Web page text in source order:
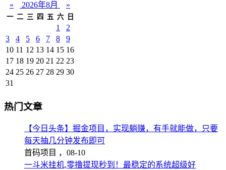
« 2026年8月 »
一 二 三 四 五 六 日
1
2
3
4 5 6 7 8
9
10 11 12 13 14 15 16
17 18 19 20 21 22 23
24 25 26 27 28 29 30
31
热门文章
【今日头条】掘金项目，实现躺赚，有手就能做，只要
每天抽几分钟发布即可
首码项目 ， 08-10
一斗米挂机,零撸提现秒到！最稳定的系统超级好